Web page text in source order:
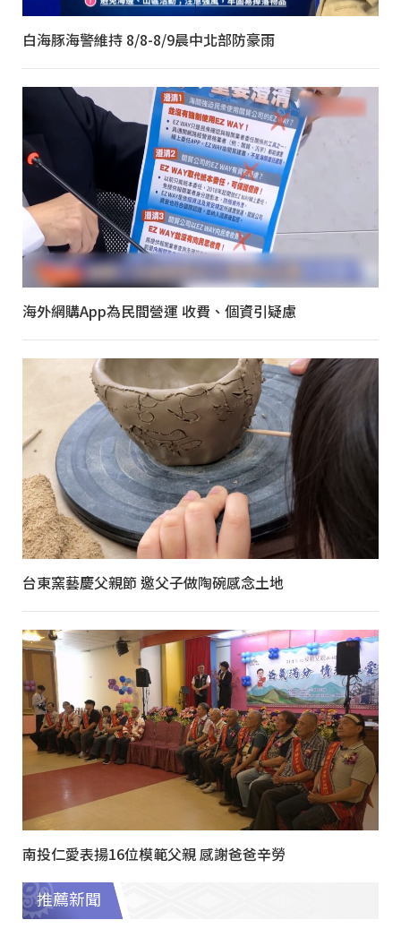
白海豚海警維持 8/8-8/9晨中北部防豪雨
海外網購App為民間營運 收費、個資引疑慮
台東窯藝慶父親節 邀父子做陶碗感念土地
南投仁愛表揚16位模範父親 感謝爸爸辛勞
推薦新聞